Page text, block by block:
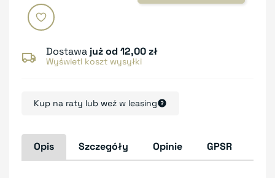
Dostawa już od 12,00 zł
Wyświetl koszt wysyłki
Kup na raty lub weź w leasing
Opis Szczegóły Opinie GPSR